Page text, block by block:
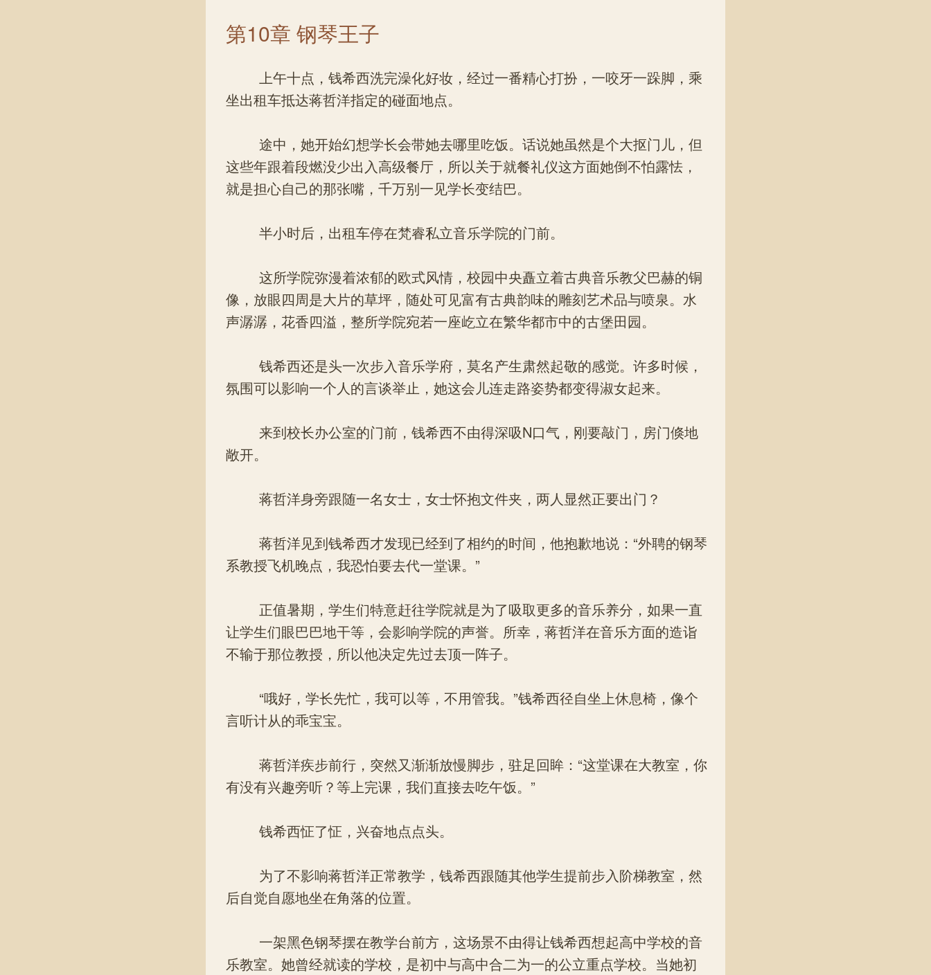
第10章 钢琴王子
上午十点，钱希西洗完澡化好妆，经过一番精心打扮，一咬牙一跺脚，乘
坐出租车抵达蒋哲洋指定的碰面地点。
途中，她开始幻想学长会带她去哪里吃饭。话说她虽然是个大抠门儿，但
这些年跟着段燃没少出入高级餐厅，所以关于就餐礼仪这方面她倒不怕露怯，
就是担心自己的那张嘴，千万别一见学长变结巴。
半小时后，出租车停在梵睿私立音乐学院的门前。
这所学院弥漫着浓郁的欧式风情，校园中央矗立着古典音乐教父巴赫的铜
像，放眼四周是大片的草坪，随处可见富有古典韵味的雕刻艺术品与喷泉。水
声潺潺，花香四溢，整所学院宛若一座屹立在繁华都市中的古堡田园。
钱希西还是头一次步入音乐学府，莫名产生肃然起敬的感觉。许多时候，
氛围可以影响一个人的言谈举止，她这会儿连走路姿势都变得淑女起来。
来到校长办公室的门前，钱希西不由得深吸N口气，刚要敲门，房门倏地
敞开。
蒋哲洋身旁跟随一名女士，女士怀抱文件夹，两人显然正要出门？
蒋哲洋见到钱希西才发现已经到了相约的时间，他抱歉地说：“外聘的钢琴
系教授飞机晚点，我恐怕要去代一堂课。”
正值暑期，学生们特意赶往学院就是为了吸取更多的音乐养分，如果一直
让学生们眼巴巴地干等，会影响学院的声誉。所幸，蒋哲洋在音乐方面的造诣
不输于那位教授，所以他决定先过去顶一阵子。
“哦好，学长先忙，我可以等，不用管我。”钱希西径自坐上休息椅，像个
言听计从的乖宝宝。
蒋哲洋疾步前行，突然又渐渐放慢脚步，驻足回眸：“这堂课在大教室，你
有没有兴趣旁听？等上完课，我们直接去吃午饭。”
钱希西怔了怔，兴奋地点点头。
为了不影响蒋哲洋正常教学，钱希西跟随其他学生提前步入阶梯教室，然
后自觉自愿地坐在角落的位置。
一架黑色钢琴摆在教学台前方，这场景不由得让钱希西想起高中学校的音
乐教室。她曾经就读的学校，是初中与高中合二为一的公立重点学校。当她初